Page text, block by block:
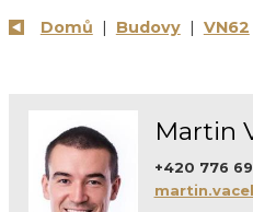
Domů | Budovy| VN62
Martin
+420 776